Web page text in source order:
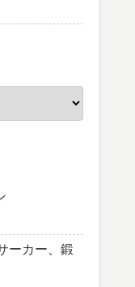
ーカー、鍛